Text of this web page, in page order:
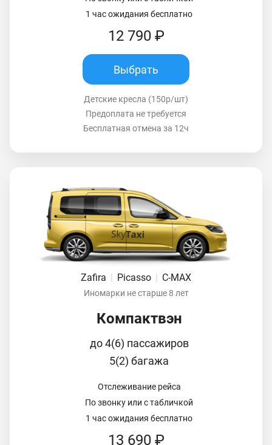
1 час ожидания бесплатно
12 790 ₽
Выбрать
Детские кресла (150р/шт)
Предоплата не требуется
Бесплатная отмена за 12ч
Zafira | Picasso | C-MAX
Иномарки не старше 8 лет
Компактвэн
до 4(6) пассажиров
5(2) багажа
Отслеживание рейса
По звонку или с табличкой
1 час ожидания бесплатно
13 690 ₽